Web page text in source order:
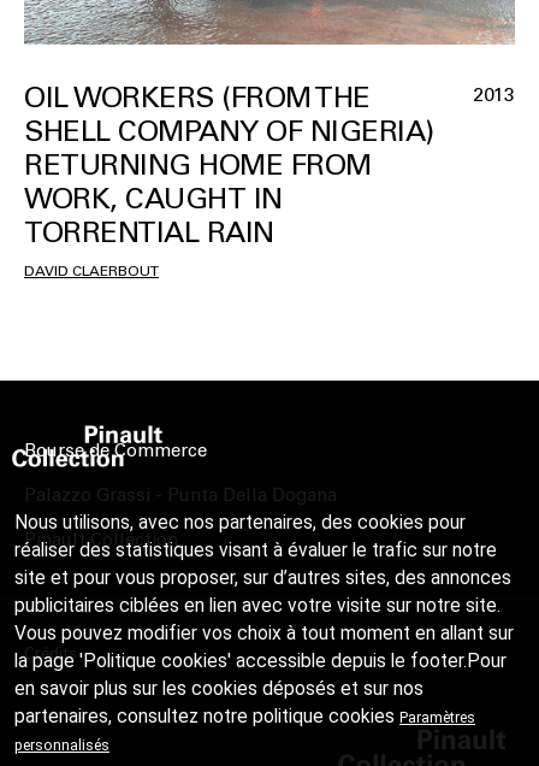
OIL WORKERS (FROM THE
SHELL COMPANY OF NIGERIA)
RETURNING HOME FROM
WORK, CAUGHT IN
TORRENTIAL RAIN
2013
DAVID CLAERBOUT
Bourse de Commerce
Palazzo Grassi - Punta Della Dogana
Pinault Collection
Crédits
Nous utilisons, avec nos partenaires, des cookies pour
réaliser des statistiques visant à évaluer le trafic sur notre
site et pour vous proposer, sur d’autres sites, des annonces
publicitaires ciblées en lien avec votre visite sur notre site.
Vous pouvez modifier vos choix à tout moment en allant sur
la page 'Politique cookies' accessible depuis le footer.Pour
en savoir plus sur les cookies déposés et sur nos
partenaires, consultez notre politique cookies Paramètres
personnalisés